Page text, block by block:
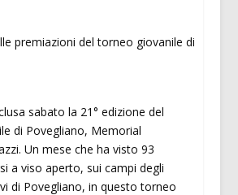
sabato la 21° edizione del
di Povegliano, Memorial
Un mese che ha visto 93
a viso aperto, sui campi degli
di Povegliano, in questo torneo